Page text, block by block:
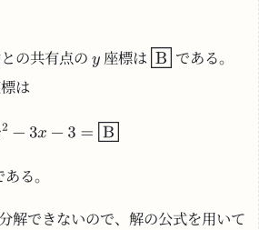
の共有点の 座標は
である。
は
る。
解できないので、解の公式を用いて